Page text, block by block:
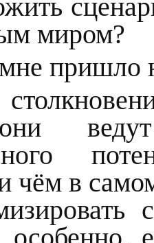
миром?
пришло
чём в